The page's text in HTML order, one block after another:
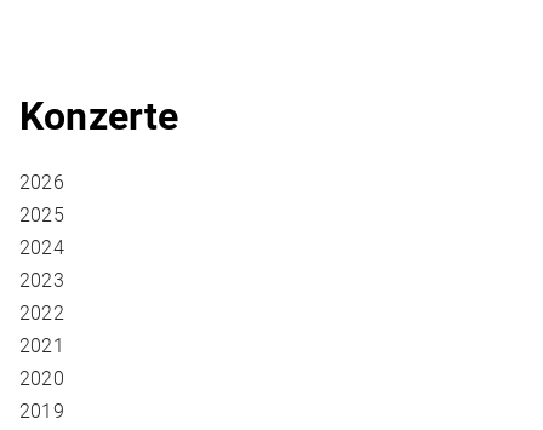
Konzerte
2026
2025
2024
2023
2022
2021
2020
2019